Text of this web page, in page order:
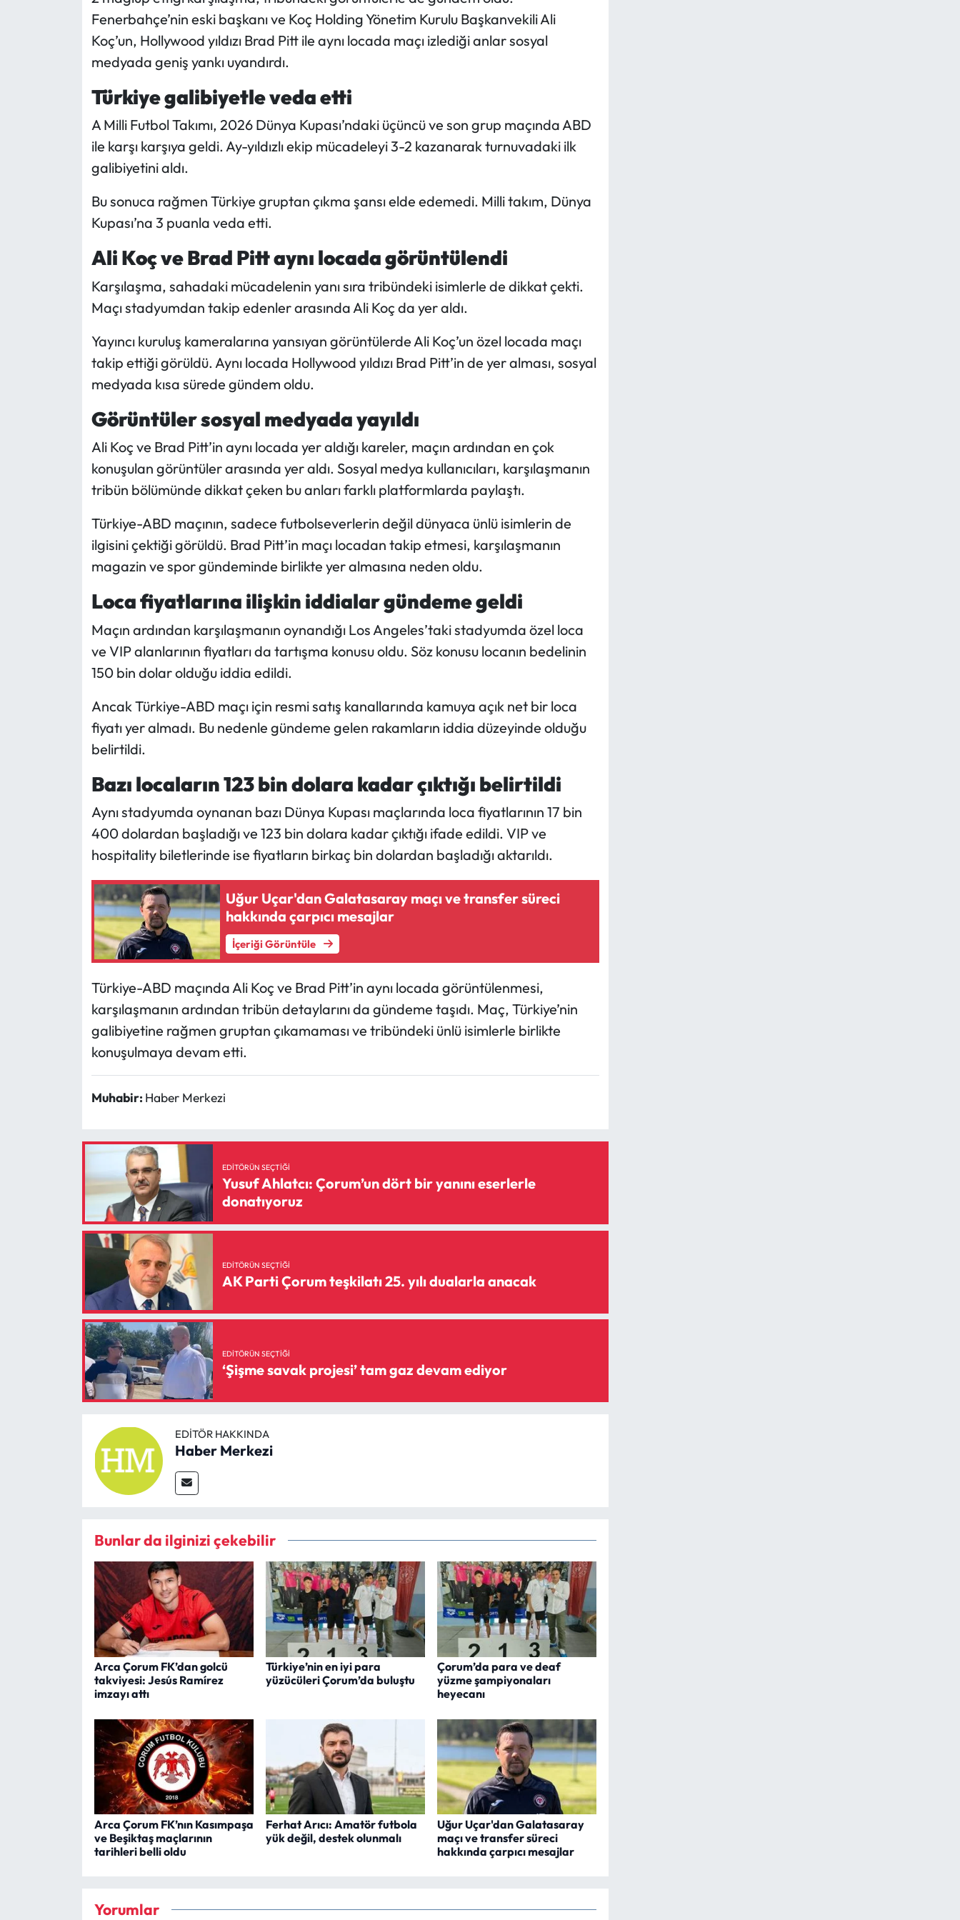
Fenerbahçe’nin eski başkanı ve Koç Holding Yönetim Kurulu Başkanvekili Ali
Koç’un, Hollywood yıldızı Brad Pitt ile aynı locada maçı izlediği anlar sosyal
medyada geniş yankı uyandırdı.
Türkiye galibiyetle veda etti
A Milli Futbol Takımı, 2026 Dünya Kupası’ndaki üçüncü ve son grup maçında ABD
ile karşı karşıya geldi. Ay-yıldızlı ekip mücadeleyi 3-2 kazanarak turnuvadaki ilk
galibiyetini aldı.
Bu sonuca rağmen Türkiye gruptan çıkma şansı elde edemedi. Milli takım, Dünya
Kupası’na 3 puanla veda etti.
Ali Koç ve Brad Pitt aynı locada görüntülendi
Karşılaşma, sahadaki mücadelenin yanı sıra tribündeki isimlerle de dikkat çekti.
Maçı stadyumdan takip edenler arasında Ali Koç da yer aldı.
Yayıncı kuruluş kameralarına yansıyan görüntülerde Ali Koç’un özel locada maçı
takip ettiği görüldü. Aynı locada Hollywood yıldızı Brad Pitt’in de yer alması, sosyal
medyada kısa sürede gündem oldu.
Görüntüler sosyal medyada yayıldı
Ali Koç ve Brad Pitt’in aynı locada yer aldığı kareler, maçın ardından en çok
konuşulan görüntüler arasında yer aldı. Sosyal medya kullanıcıları, karşılaşmanın
tribün bölümünde dikkat çeken bu anları farklı platformlarda paylaştı.
Türkiye-ABD maçının, sadece futbolseverlerin değil dünyaca ünlü isimlerin de
ilgisini çektiği görüldü. Brad Pitt’in maçı locadan takip etmesi, karşılaşmanın
magazin ve spor gündeminde birlikte yer almasına neden oldu.
Loca fiyatlarına ilişkin iddialar gündeme geldi
Maçın ardından karşılaşmanın oynandığı Los Angeles’taki stadyumda özel loca
ve VIP alanlarının fiyatları da tartışma konusu oldu. Söz konusu locanın bedelinin
150 bin dolar olduğu iddia edildi.
Ancak Türkiye-ABD maçı için resmi satış kanallarında kamuya açık net bir loca
fiyatı yer almadı. Bu nedenle gündeme gelen rakamların iddia düzeyinde olduğu
belirtildi.
Bazı locaların 123 bin dolara kadar çıktığı belirtildi
Aynı stadyumda oynanan bazı Dünya Kupası maçlarında loca fiyatlarının 17 bin
400 dolardan başladığı ve 123 bin dolara kadar çıktığı ifade edildi. VIP ve
hospitality biletlerinde ise fiyatların birkaç bin dolardan başladığı aktarıldı.
Uğur Uçar'dan Galatasaray maçı ve transfer süreci
hakkında çarpıcı mesajlar
İçeriği Görüntüle
Türkiye-ABD maçında Ali Koç ve Brad Pitt’in aynı locada görüntülenmesi,
karşılaşmanın ardından tribün detaylarını da gündeme taşıdı. Maç, Türkiye’nin
galibiyetine rağmen gruptan çıkamaması ve tribündeki ünlü isimlerle birlikte
konuşulmaya devam etti.
Muhabir: Haber Merkezi
EDITÖRÜN SEÇTIĞI
Yusuf Ahlatcı: Çorum’un dört bir yanını eserlerle
donatıyoruz
EDITÖRÜN SEÇTIĞI
AK Parti Çorum teşkilatı 25. yılı dualarla anacak
EDITÖRÜN SEÇTIĞI
‘Şişme savak projesi’ tam gaz devam ediyor
EDITÖR HAKKINDA
Haber Merkezi
Bunlar da ilginizi çekebilir
Arca Çorum FK’dan golcü
takviyesi: Jesús Ramírez
imzayı attı
Türkiye’nin en iyi para
yüzücüleri Çorum’da buluştu
Çorum’da para ve deaf
yüzme şampiyonaları
heyecanı
Arca Çorum FK’nın Kasımpaşa
ve Beşiktaş maçlarının
tarihleri belli oldu
Ferhat Arıcı: Amatör futbola
yük değil, destek olunmalı
Uğur Uçar'dan Galatasaray
maçı ve transfer süreci
hakkında çarpıcı mesajlar
Yorumlar
Mecitözü Haberleri
Oğuzlar Haberleri
Ortaköy Haberleri
Osmancık Haberleri
Otomotiv
Resmi İlan
Resmi Reklam
Uğurludağ Haberleri
Yayla Haber
Yemek Tarifleri